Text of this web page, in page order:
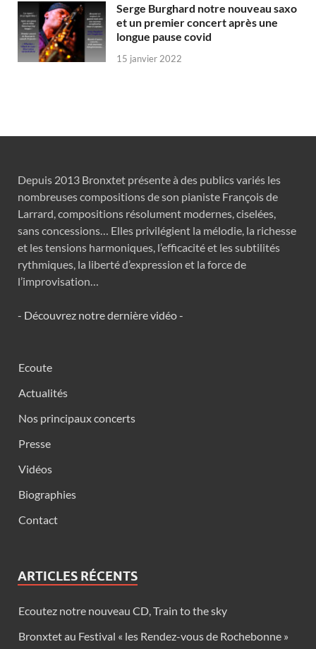
Serge Burghard notre nouveau saxo
et un premier concert après une
longue pause covid
15 janvier 2022
Depuis 2013 Bronxtet présente à des publics variés les
nombreuses compositions de son pianiste François de
Larrard, compositions résolument modernes, ciselées,
sans concessions… Elles privilégient la mélodie, la richesse
et les tensions harmoniques, l’efficacité et les subtilités
rythmiques, la liberté d’expression et la force de
l’improvisation…
- Découvrez notre dernière vidéo -
Ecoute
Actualités
Nos principaux concerts
Presse
Vidéos
Biographies
Contact
ARTICLES RÉCENTS
Ecoutez notre nouveau CD, Train to the sky
Bronxtet au Festival « les Rendez-vous de Rochebonne »